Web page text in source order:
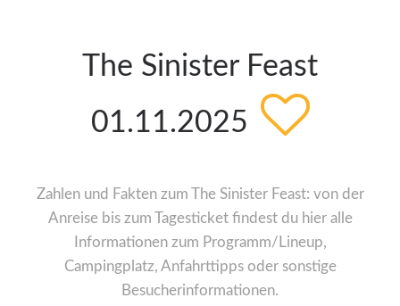
The Sinister Feast
01.11.2025
Zahlen und Fakten zum The Sinister Feast: von der
Anreise bis zum Tagesticket findest du hier alle
Informationen zum Programm/Lineup,
Campingplatz, Anfahrttipps oder sonstige
Besucherinformationen.